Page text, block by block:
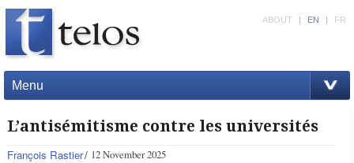
Menu
ABOUT | EN | FR
L’antisémitisme contre les universités
François Rastier 12 November 2025